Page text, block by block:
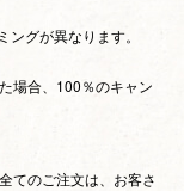
グが異なります。
場合、100％のキャン
てのご注文は、お客さ